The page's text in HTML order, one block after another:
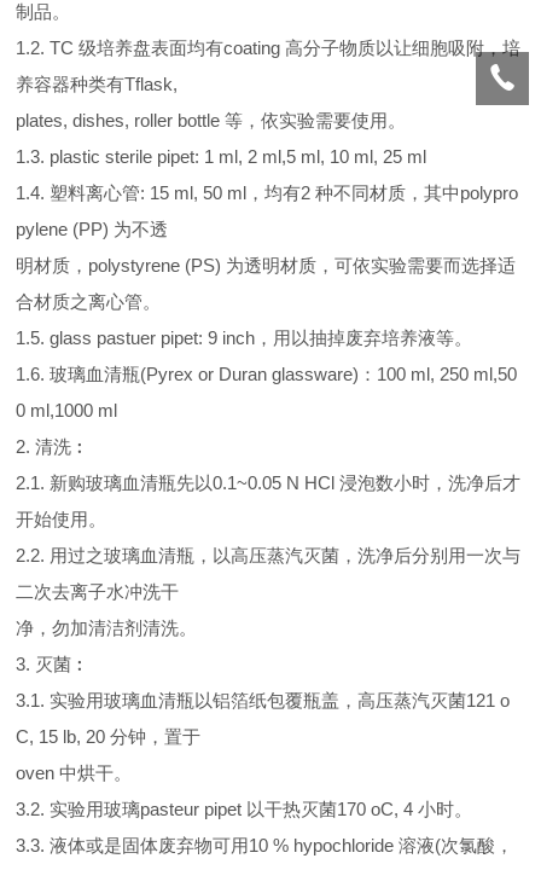
制品。
1.2. TC 级培养盘表面均有coating 高分子物质以让细胞吸附，培
养容器种类有Tflask,
plates, dishes, roller bottle 等，依实验需要使用。
1.3. plastic sterile pipet: 1 ml, 2 ml,5 ml, 10 ml, 25 ml
1.4. 塑料离心管: 15 ml, 50 ml，均有2 种不同材质，其中polypro
pylene (PP) 为不透
明材质，polystyrene (PS) 为透明材质，可依实验需要而选择适
合材质之离心管。
1.5. glass pastuer pipet: 9 inch，用以抽掉废弃培养液等。
1.6. 玻璃血清瓶(Pyrex or Duran glassware)：100 ml, 250 ml,50
0 ml,1000 ml
2. 清洗︰
2.1. 新购玻璃血清瓶先以0.1~0.05 N HCl 浸泡数小时，洗净后才
开始使用。
2.2. 用过之玻璃血清瓶，以高压蒸汽灭菌，洗净后分别用一次与
二次去离子水冲洗干
净，勿加清洁剂清洗。
3. 灭菌︰
3.1. 实验用玻璃血清瓶以铝箔纸包覆瓶盖，高压蒸汽灭菌121 o
C, 15 lb, 20 分钟，置于
oven 中烘干。
3.2. 实验用玻璃pasteur pipet 以干热灭菌170 oC, 4 小时。
3.3. 液体或是固体废弃物可用10 % hypochloride 溶液(次氯酸，